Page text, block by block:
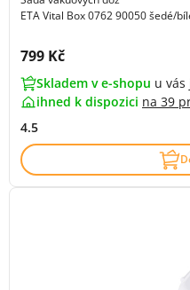
ETA Vital Box 0762 90050 šedé/
Cena s DPH:
799 Kč
Skladem v e-shopu u vás
ihned k dispozici na 39
4.5